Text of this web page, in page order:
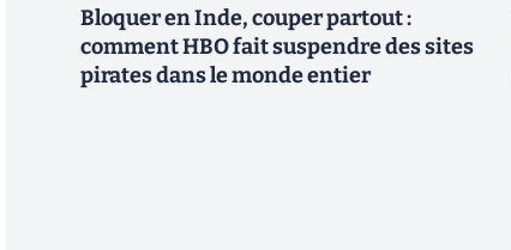
Bloquer en Inde, couper partout :
comment HBO fait suspendre des sites
pirates dans le monde entier